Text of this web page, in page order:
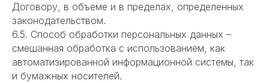
Договору, в объеме и в пределах, определенных
законодательством.
6.5. Способ обработки персональных данных –
смешанная обработка с использованием, как
автоматизированной информационной системы, так
и бумажных носителей.